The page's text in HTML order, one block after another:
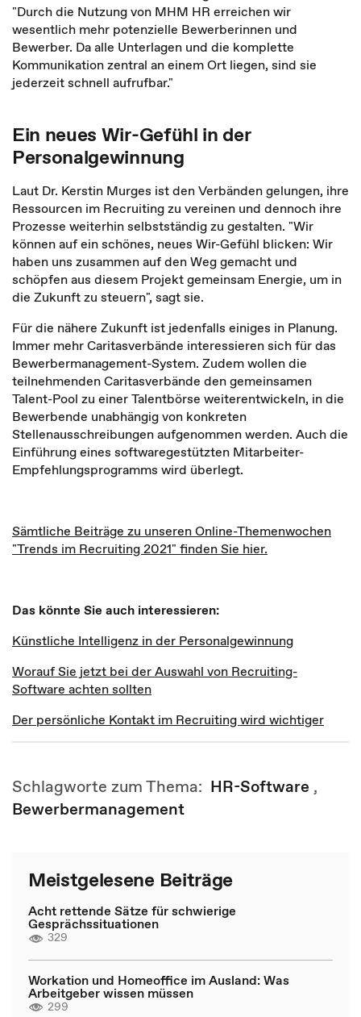
"Durch die Nutzung von MHM HR erreichen wir
wesentlich mehr potenzielle Bewerberinnen und
Bewerber. Da alle Unterlagen und die komplette
Kommunikation zentral an einem Ort liegen, sind sie
jederzeit schnell aufrufbar."
Ein neues Wir-Gefühl in der
Personalgewinnung
Laut Dr. Kerstin Murges ist den Verbänden gelungen, ihre
Ressourcen im Recruiting zu vereinen und dennoch ihre
Prozesse weiterhin selbstständig zu gestalten. "Wir
können auf ein schönes, neues Wir-Gefühl blicken: Wir
haben uns zusammen auf den Weg gemacht und
schöpfen aus diesem Projekt gemeinsam Energie, um in
die Zukunft zu steuern", sagt sie.
Für die nähere Zukunft ist jedenfalls einiges in Planung.
Immer mehr Caritasverbände interessieren sich für das
Bewerbermanagement-System. Zudem wollen die
teilnehmenden Caritasverbände den gemeinsamen
Talent-Pool zu einer Talentbörse weiterentwickeln, in die
Bewerbende unabhängig von konkreten
Stellenausschreibungen aufgenommen werden. Auch die
Einführung eines softwaregestützten Mitarbeiter-
Empfehlungsprogramms wird überlegt.
Sämtliche Beiträge zu unseren Online-Themenwochen
"Trends im Recruiting 2021" finden Sie hier.
Das könnte Sie auch interessieren:
Künstliche Intelligenz in der Personalgewinnung
Worauf Sie jetzt bei der Auswahl von Recruiting-
Software achten sollten
Der persönliche Kontakt im Recruiting wird wichtiger
Schlagworte zum Thema: HR-Software ,
Bewerbermanagement
Meistgelesene Beiträge
Acht rettende Sätze für schwierige
Gesprächssituationen
329
Workation und Homeoffice im Ausland: Was
Arbeitgeber wissen müssen
299